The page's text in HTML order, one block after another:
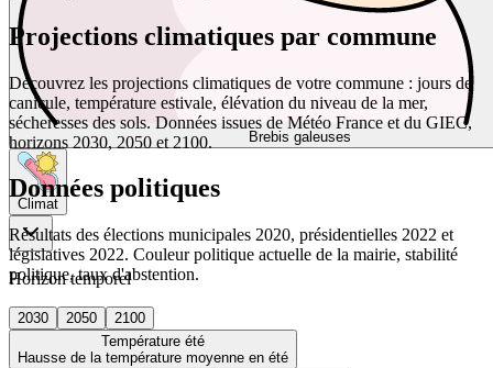
Brebis galeuses
Climat
Horizon temporel
2030 2050
2100
Température été
Hausse de la température moyenne en été
Projections climatiques par commune
Découvrez les projections climatiques de votre commune : jours de
canicule, température estivale, élévation du niveau de la mer,
sécheresses des sols. Données issues de Météo France et du GIEC,
horizons 2030, 2050 et 2100.
Données politiques
Résultats des élections municipales 2020, présidentielles 2022 et
législatives 2022. Couleur politique actuelle de la mairie, stabilité
politique, taux d'abstention.